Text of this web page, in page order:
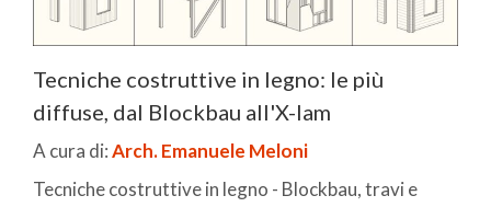
Tecniche costruttive in legno: le più
diffuse, dal Blockbau all'X-lam
A cura di:Arch. Emanuele Meloni
Tecniche costruttive in legno - Blockbau, travi e